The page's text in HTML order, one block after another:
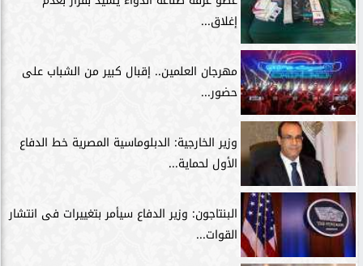
إغلاق...
مهرجان العلمين.. إقبال كبير من الشباب على
حضور...
وزير الخارجية: الدبلوماسية المصرية خط الدفاع
الأول لحماية...
البنتاجون: وزير الدفاع سيأمر بتغييرات فى انتشار
القوات...